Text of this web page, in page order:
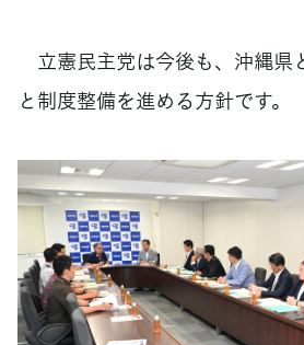
立憲民主党は今後も、沖縄県
と制度整備を進める方針です。